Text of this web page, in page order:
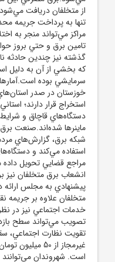
از متخلفان دريافت
تنها به پرداخت جريمه
مراکز مي‌تواند منجر به
تامين برق و حتي بروز
گذشته نيز چندين حادثه
که بخشي از آن به دليل
سرمايشي بوده
خوزستان در صدر
استخراج قرار دارند؛
دستگاه‌هاي قاچاق و
ماينرها شده‌اند.صنعت برق
شبکه برق، گزارش‌هاي
استفاده مي‌کند و
مراجع قضايي تحويل
انشعاب برق متخلفان
پيشنهادي به مجلس
متخلفان علاوه بر
خدمات اجتماعي نيز در
تصويب مي‌تواند سطح
تقويت نظارت اجتماعي،